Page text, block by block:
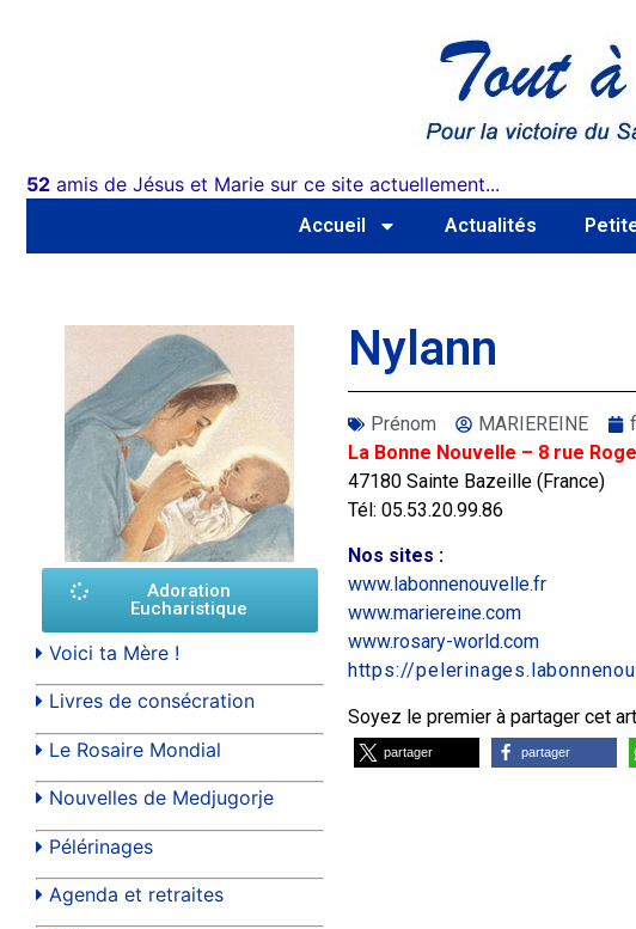
52 amis de Jésus et Marie sur ce site actuellement...
Accueil Actualités
Adoration
Eucharistique
Voici ta Mère !
Livres de consécration
Le Rosaire Mondial
Nouvelles de Medjugorje
Pélérinages
Agenda et retraites
Nylann
Prénom MARIEREINE
La Bonne Nouvelle – 8 rue
47180 Sainte Bazeille (France)
Tél: 05.53.20.99.86
Nos sites :
www.labonnenouvelle.fr
www.mariereine.com
www.rosary-world.com
https://
Soyez le premier à partager cet
partager partager